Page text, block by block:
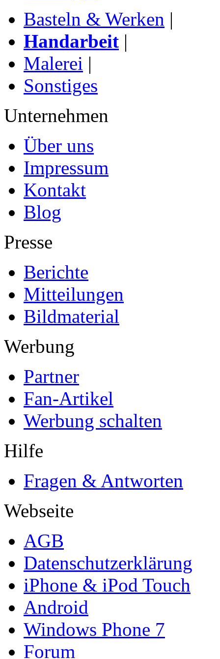
Basteln & Werken |
Handarbeit |
Malerei |
Sonstiges
Unternehmen
Über uns
Impressum
Kontakt
Blog
Presse
Berichte
Mitteilungen
Bildmaterial
Werbung
Partner
Fan-Artikel
Werbung schalten
Hilfe
Fragen & Antworten
Webseite
AGB
Datenschutzerklärung
iPhone & iPod Touch
Android
Windows Phone 7
Forum